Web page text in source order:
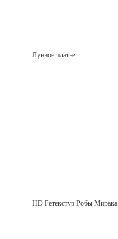
Лунное платье
HD Ретекстур Робы Мирака